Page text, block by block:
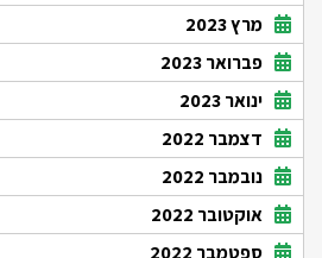
מרץ 2023
פברואר 2023
ינואר 2023
דצמבר 2022
נובמבר 2022
אוקטובר 2022
ספטמבר 2022